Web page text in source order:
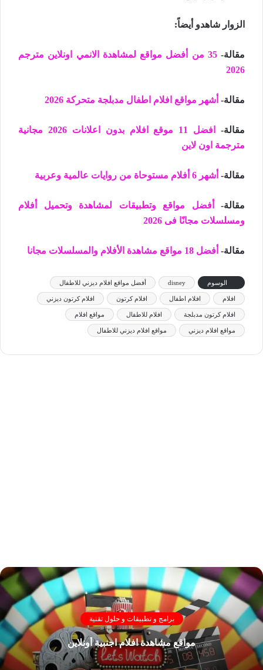
الزوار شاهدو أيضاً:
مقالة-
35 من أفضل مواقع لمشاهدة الانمي اونلاين مترجم
2026
مقالة- أشهر مواقع افلام اطفال مدبلجة متحركة 2026
مقالة-
افضل 11 موقع افلام بدون اعلانات 2026 مجانية
مترجمة اون لاين
مقالة- أشهر 6 أفلام مستوحاة من روايات عالمية وعربية
مقالة-
أفضل مواقع وتطبيقات لمشاهدة وتحميل أفلام
ومسلسلات مجانًا فى 2026
مقالة- أفضل 18 مواقع مشاهدة الأفلام والمسلسلات مجانا
الوسوم disney أفضل مواقع افلام ديزني للاطفال
افلام افلام اطفال افلام كرتون افلام كرتون ديزني
افلام كرتون مدبلجة افلام للاطفال مواقع افلام
مواقع افلام ديزني مواقع افلام ديزني للاطفال
برامج و تطبيقات و حلول تقنية
مواقع مشاهدة افلام اجنبية أونلاين